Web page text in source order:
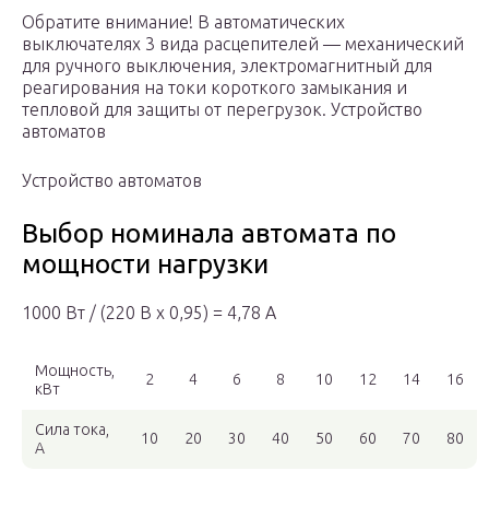
Обратите внимание! В автоматических
выключателях 3 вида расцепителей — механический
для ручного выключения, электромагнитный для
реагирования на токи короткого замыкания и
тепловой для защиты от перегрузок. Устройство
автоматов
Устройство автоматов
Выбор номинала автомата по
мощности нагрузки
1000 Вт / (220 В х 0,95) = 4,78 А
Мощность,
кВт
2 4 6 8 10 12 14 16
Сила тока,
А
10 20 30 40 50 60 70 80